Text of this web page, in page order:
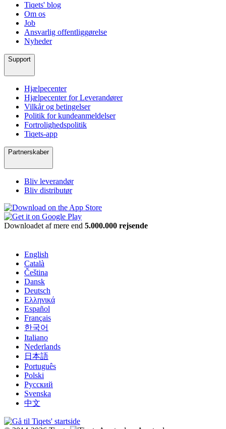
Tiqets' blog
Om os
Job
Ansvarlig offentliggørelse
Nyheder
Support
Hjælpecenter
Hjælpecenter for Leverandører
Vilkår og betingelser
Politik for kundeanmeldelser
Fortrolighedspolitik
Tiqets-app
Partnerskaber
Bliv leverandør
Bliv distributør
Downloadet af mere end 5.000.000 rejsende
English
Català
Čeština
Dansk
Deutsch
Ελληνικά
Español
Français
한국어
Italiano
Nederlands
日本語
Português
Polski
Русский
Svenska
中文